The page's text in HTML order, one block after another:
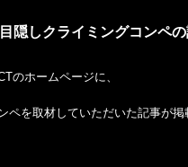
隠しクライミングコンペの
のホームページに、
ペを取材していただいた記事が掲